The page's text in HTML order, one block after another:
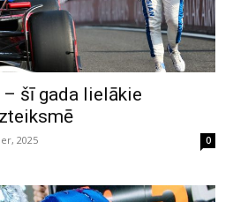
šī gada lielākie
2025 0